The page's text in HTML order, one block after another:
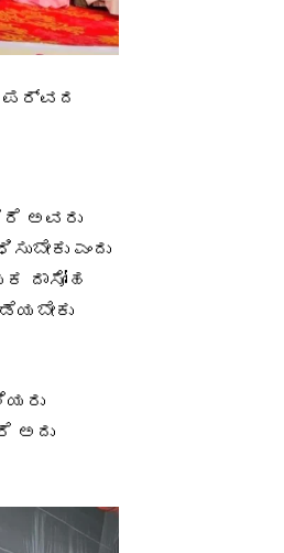
ಪರ್ವದ
ಅವರು
ಎಂದು
ದಾಸೋಹ
ಅದು